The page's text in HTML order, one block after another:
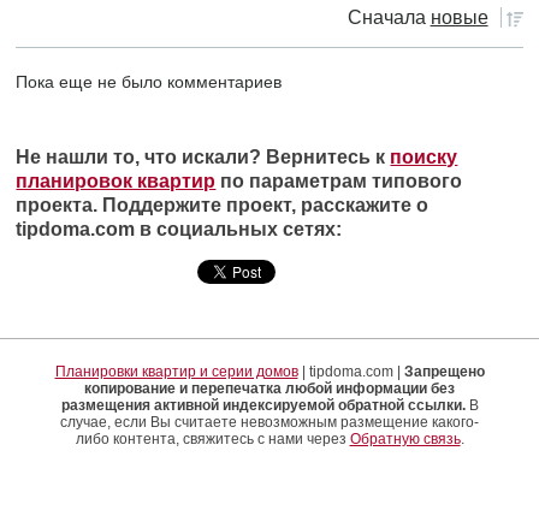
Сначала новые
Пока еще не было комментариев
Не нашли то, что искали? Вернитесь к поиску
планировок квартир по параметрам типового
проекта. Поддержите проект, расскажите о
tipdoma.com в социальных сетях:
Планировки квартир и серии домов| tipdoma.com | Запрещено
копирование и перепечатка любой информации без
размещения активной индексируемой обратной ссылки.В
случае, если Вы считаете невозможным размещение какого-
либо контента, свяжитесь с нами через Обратную связь.